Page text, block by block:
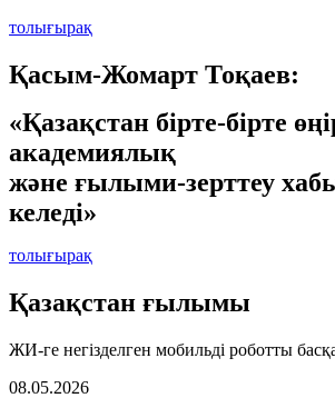
толығырақ
Қасым-Жомарт Тоқаев:
«Қазақстан бірте-бірте
академиялық
және ғылыми-зерттеу
келеді»
толығырақ
Қазақстан ғылымы
ЖИ-ге негізделген мобильді роботты
08.05.2026